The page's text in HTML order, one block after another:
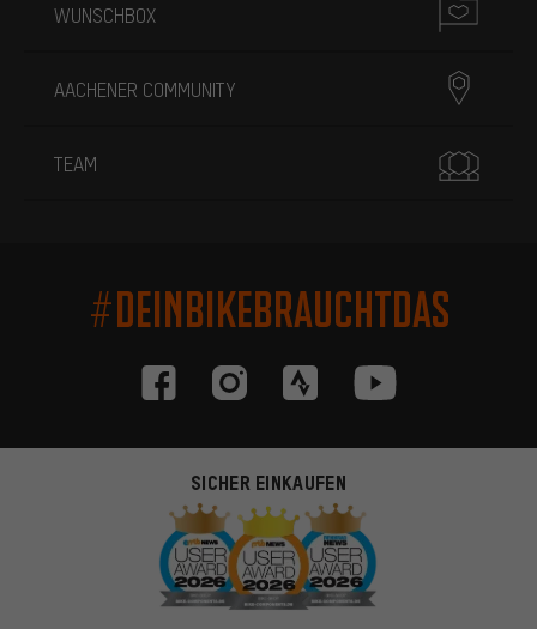
WUNSCHBOX
AACHENER COMMUNITY
TEAM
#DEINBIKEBRAUCHTDAS
SICHER EINKAUFEN